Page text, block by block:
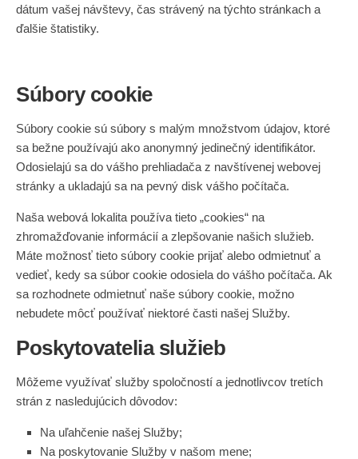
dátum vašej návštevy, čas strávený na týchto stránkach a
ďalšie štatistiky.
Súbory cookie
Súbory cookie sú súbory s malým množstvom údajov, ktoré
sa bežne používajú ako anonymný jedinečný identifikátor.
Odosielajú sa do vášho prehliadača z navštívenej webovej
stránky a ukladajú sa na pevný disk vášho počítača.
Naša webová lokalita používa tieto „cookies“ na
zhromažďovanie informácií a zlepšovanie našich služieb.
Máte možnosť tieto súbory cookie prijať alebo odmietnuť a
vedieť, kedy sa súbor cookie odosiela do vášho počítača. Ak
sa rozhodnete odmietnuť naše súbory cookie, možno
nebudete môcť používať niektoré časti našej Služby.
Poskytovatelia služieb
Môžeme využívať služby spoločností a jednotlivcov tretích
strán z nasledujúcich dôvodov:
Na uľahčenie našej Služby;
Na poskytovanie Služby v našom mene;